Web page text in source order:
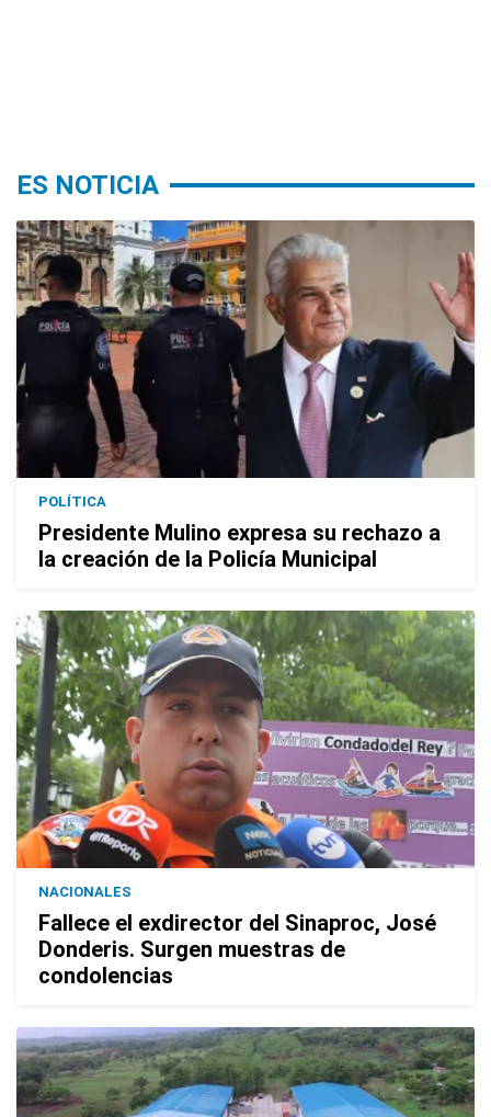
ES NOTICIA
POLÍTICA
Presidente Mulino expresa su rechazo a
la creación de la Policía Municipal
NACIONALES
Fallece el exdirector del Sinaproc, José
Donderis. Surgen muestras de
condolencias